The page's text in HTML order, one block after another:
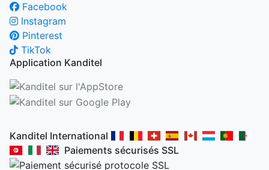
Facebook
Instagram
Pinterest
TikTok
Application Kanditel
Kanditel International
Paiements sécurisés SSL